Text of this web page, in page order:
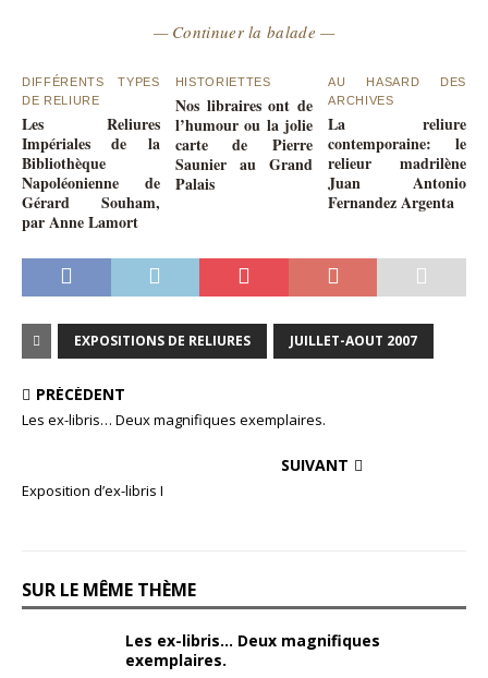
— Continuer la balade —
DIFFÉRENTS TYPES
DE RELIURE
Les Reliures
Impériales de la
Bibliothèque
Napoléonienne de
Gérard Souham,
par Anne Lamort
HISTORIETTES
Nos libraires ont de
l’humour ou la jolie
carte de Pierre
Saunier au Grand
Palais
AU HASARD DES
ARCHIVES
La reliure
contemporaine: le
relieur madrilène
Juan Antonio
Fernandez Argenta
EXPOSITIONS DE RELIURES JUILLET-AOUT 2007
PRÉCÉDENT
Les ex-libris… Deux magnifiques exemplaires.
SUIVANT
Exposition d’ex-libris I
SUR LE MÊME THÈME
Les ex-libris… Deux magnifiques
exemplaires.